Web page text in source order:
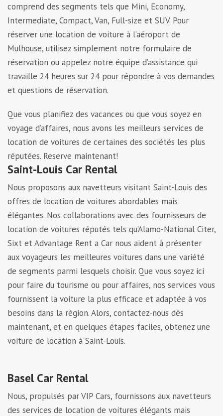
comprend des segments tels que Mini, Economy,
Intermediate, Compact, Van, Full-size et SUV. Pour
réserver une location de voiture à l’aéroport de
Mulhouse, utilisez simplement notre formulaire de
réservation ou appelez notre équipe d’assistance qui
travaille 24 heures sur 24 pour répondre à vos demandes
et questions de réservation.
Que vous planifiez des vacances ou que vous soyez en
voyage d’affaires, nous avons les meilleurs services de
location de voitures de certaines des sociétés les plus
réputées. Reserve maintenant!
Saint-Louis Car Rental
Nous proposons aux navetteurs visitant Saint-Louis des
offres de location de voitures abordables mais
élégantes. Nos collaborations avec des fournisseurs de
location de voitures réputés tels qu’Alamo-National Citer,
Sixt et Advantage Rent a Car nous aident à présenter
aux voyageurs les meilleures voitures dans une variété
de segments parmi lesquels choisir. Que vous soyez ici
pour faire du tourisme ou pour affaires, nos services vous
fournissent la voiture la plus efficace et adaptée à vos
besoins dans la région. Alors, contactez-nous dès
maintenant, et en quelques étapes faciles, obtenez une
voiture de location à Saint-Louis.
Basel Car Rental
Nous, propulsés par VIP Cars, fournissons aux navetteurs
des services de location de voitures élégants mais